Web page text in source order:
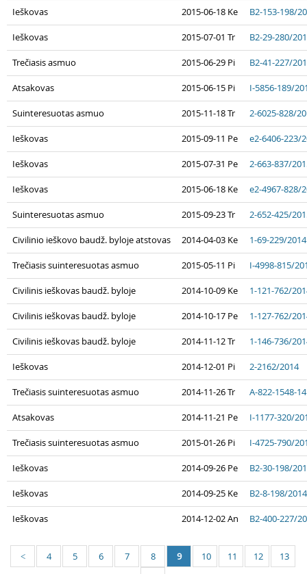
Ieškovas 2015-06-18 Ke B2-153-198/
Ieškovas 2015-07-01 Tr B2-29-280/
Trečiasis asmuo 2015-06-29 Pi B2-41-227/
Atsakovas 2015-06-15 Pi I-5856-189/
Suinteresuotas asmuo 2015-11-18 Tr 2-6025-828/
Ieškovas 2015-09-11 Pe e2-6406-223/
Ieškovas 2015-07-31 Pe 2-663-837/
Ieškovas 2015-06-18 Ke e2-4967-828/
Suinteresuotas asmuo 2015-09-23 Tr 2-652-425/
Civilinio ieškovo baudž. byloje atstovas 2014-04-03 Ke 1-69-229/2014
Trečiasis suinteresuotas asmuo 2015-05-11 Pi I-4998-815/
Civilinis ieškovas baudž. byloje 2014-10-09 Ke 1-121-762/
Civilinis ieškovas baudž. byloje 2014-10-17 Pe 1-127-762/
Civilinis ieškovas baudž. byloje 2014-11-12 Tr 1-146-736/
Ieškovas 2014-12-01 Pi 2-2162/2014
Trečiasis suinteresuotas asmuo 2014-11-26 Tr A-822-1548-14
Atsakovas 2014-11-21 Pe I-1177-320/
Trečiasis suinteresuotas asmuo 2015-01-26 Pi I-4725-790/
Ieškovas 2014-09-26 Pe B2-30-198/
Ieškovas 2014-09-25 Ke B2-8-198/2014
Ieškovas 2014-12-02 An B2-400-227/
< 4 5 6 7 8 9 10 11 12 13